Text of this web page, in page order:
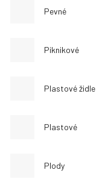
Pevné
Piknikové
Plastové židle
Plastové
Plody